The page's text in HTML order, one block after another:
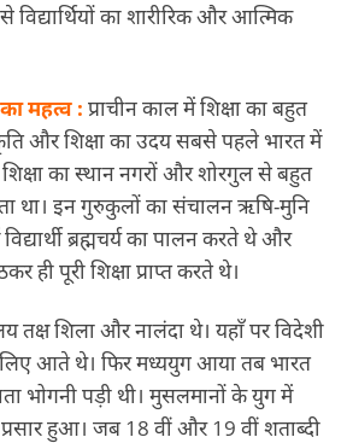
विद्यार्थियों का शारीरिक और आत्मिक
महत्व : प्राचीन काल में शिक्षा का बहुत
और शिक्षा का उदय सबसे पहले भारत में
का स्थान नगरों और शोरगुल से बहुत
था। इन गुरुकुलों का संचालन ऋषि-मुनि
ब्रह्मचर्य का पालन करते थे और
पूरी शिक्षा प्राप्त करते थे।
तक्ष शिला और नालंदा थे। यहाँ पर विदेशी
लिए आते थे। फिर मध्ययुग आया तब भारत
भोगनी पड़ी थी। मुसलमानों के युग में
प्रसार हुआ। जब 18 वीं और 19 वीं शताब्दी